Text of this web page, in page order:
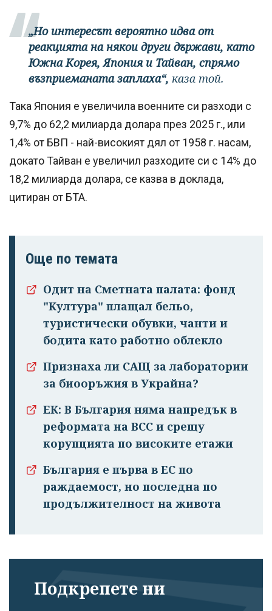
„Но интересът вероятно идва от
реакцията на някои други държави, като
Южна Корея, Япония и Тайван, спрямо
възприеманата заплаха“, каза той.
Така Япония е увеличила военните си разходи с
9,7% до 62,2 милиарда долара през 2025 г., или
1,4% от БВП - най-високият дял от 1958 г. насам,
докато Тайван е увеличил разходите си с 14% до
18,2 милиарда долара, се казва в доклада,
цитиран от БТА.
Още по темата
Одит на Сметната палата: фонд
"Култура" плащал бельо,
туристически обувки, чанти и
бодита като работно облекло
Признаха ли САЩ за лаборатории
за биооръжия в Украйна?
ЕК: В България няма напредък в
реформата на ВСС и срещу
корупцията по високите етажи
България е първа в ЕС по
раждаемост, но последна по
продължителност на живота
Подкрепете ни